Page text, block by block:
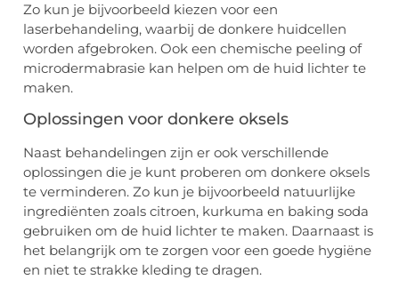
Zo kun je bijvoorbeeld kiezen voor een
laserbehandeling, waarbij de donkere huidcellen
worden afgebroken. Ook een chemische peeling of
microdermabrasie kan helpen om de huid lichter te
maken.
Oplossingen voor donkere oksels
Naast behandelingen zijn er ook verschillende
oplossingen die je kunt proberen om donkere oksels
te verminderen. Zo kun je bijvoorbeeld natuurlijke
ingrediënten zoals citroen, kurkuma en baking soda
gebruiken om de huid lichter te maken. Daarnaast is
het belangrijk om te zorgen voor een goede hygiëne
en niet te strakke kleding te dragen.